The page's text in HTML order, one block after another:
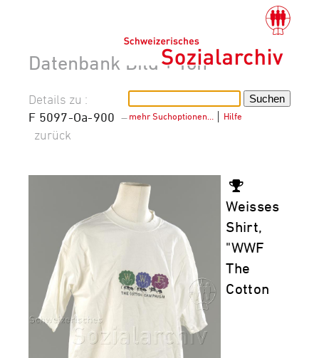
Datenbank Bild + Ton
mehr Suchoptionen… Hilfe
Details zu :
F 5097-Oa-900 –
zurück
Weisses
Shirt,
"WWF
The
Cotton